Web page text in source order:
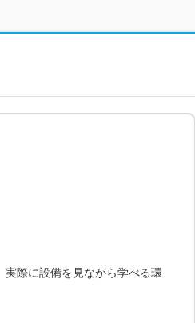
際に設備を見ながら学べる環